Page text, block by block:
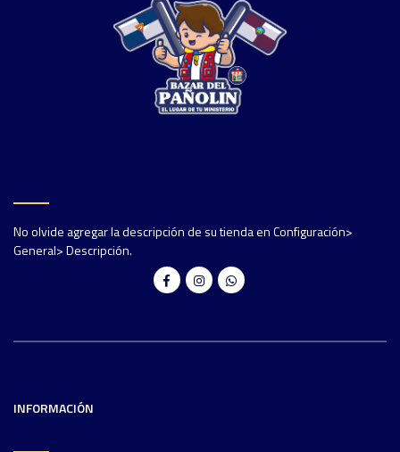
No olvide agregar la descripción de su tienda en Configuración>
General> Descripción.
INFORMACIÓN